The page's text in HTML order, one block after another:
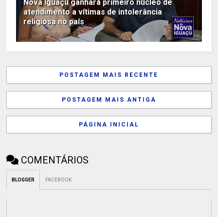
Nova Iguaçu ganhará primeiro núcleo de
atendimento a vítimas de intolerância
religiosa no país
POSTAGEM MAIS RECENTE
POSTAGEM MAIS ANTIGA
PÁGINA INICIAL
COMENTÁRIOS
BLOGGER FACEBOOK